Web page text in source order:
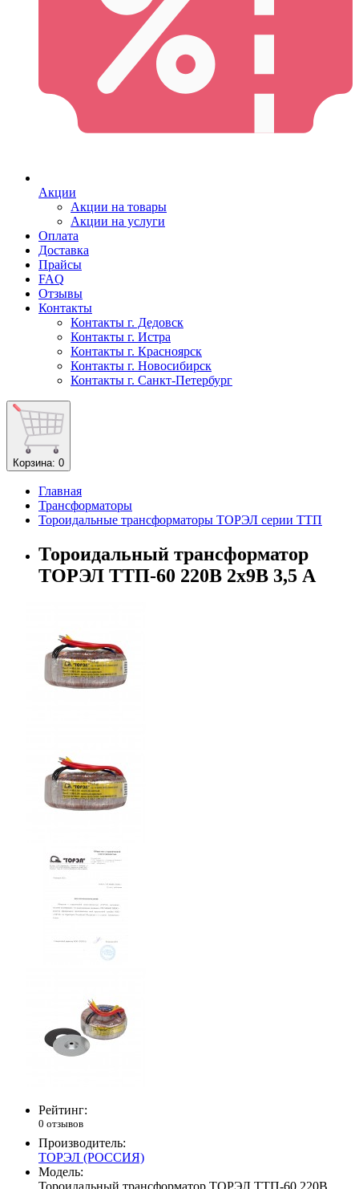
Акции
Акции на товары
Акции на услуги
Оплата
Доставка
Прайсы
FAQ
Отзывы
Контакты
Контакты г. Дедовск
Контакты г. Истра
Контакты г. Красноярск
Контакты г. Новосибирск
Контакты г. Санкт-Петербург
Корзина: 0
Главная
Трансформаторы
Тороидальные трансформаторы ТОРЭЛ серии ТТП
Тороидальный трансформатор
ТОРЭЛ ТТП-60 220В 2х9В 3,5 А
Рейтинг:
0 отзывов
Производитель:
ТОРЭЛ (РОССИЯ)
Модель:
Тороидальный трансформатор ТОРЭЛ ТТП-60 220В